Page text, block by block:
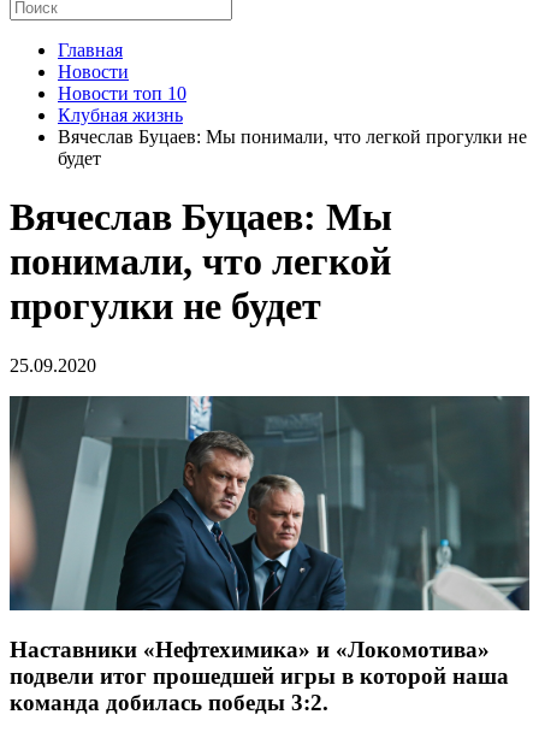
Главная
Новости
Новости топ 10
Клубная жизнь
Вячеслав Буцаев: Мы понимали, что легкой прогулки не
будет
Вячеслав Буцаев: Мы
понимали, что легкой
прогулки не будет
25.09.2020
Наставники «Нефтехимика» и «Локомотива»
подвели итог прошедшей игры в которой наша
команда добилась победы 3:2.